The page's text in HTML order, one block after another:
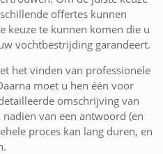
offertes kunnen
keuze te kunnen komen die u
vochtbestrijding garandeert.
het vinden van professionele
moet u hen één voor
omschrijving van
van een antwoord (en
proces kan lang duren, en